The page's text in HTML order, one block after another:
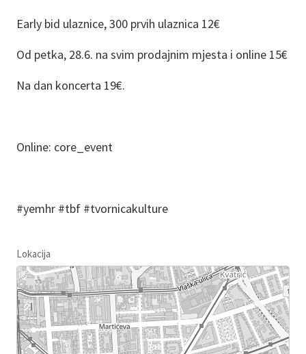
Early bid ulaznice, 300 prvih ulaznica 12€
Od petka, 28.6. na svim prodajnim mjesta i online 15€
Na dan koncerta 19€.
Online: core_event
#yemhr #tbf #tvornicakulture
Lokacija